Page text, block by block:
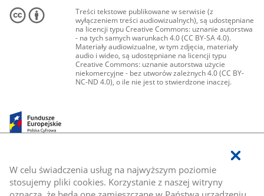
W celu świadczenia usług na najwyższym poziomie
stosujemy pliki cookies. Korzystanie z naszej witryny
Treści tekstowe publikowane w serwisie (z
wyłączeniem treści audiowizualnych), są udostępniane
na licencji typu Creative Commons: uznanie autorstwa
- na tych samych warunkach 4.0 (CC BY-SA 4.0).
Materiały audiowizualne, w tym zdjęcia, materiały
audio i wideo, są udostępniane na licencji typu
Creative Commons: uznanie autorstwa użycie
niekomercyjne - bez utworów zależnych 4.0 (CC BY-
NC-ND 4.0), o ile nie jest to stwierdzone inaczej.